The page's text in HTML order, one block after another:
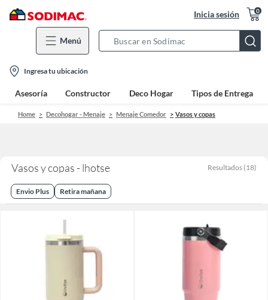
Inicia sesión 0
Menú
Bar
location-
icon
Ingresa tu ubicación
Asesoría Constructor Deco Hogar Tipos de Entrega
Home Decohogar - Menaje Menaje Comedor Vasos y copas
Vasos y copas - lhotse Resultados (18)
Envio Plus Retira mañana